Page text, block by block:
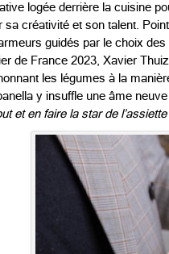
logée derrière la cuisine
sa créativité et son talent.
guidés par le choix
de France 2023, Xavier
les légumes à la
y insuffle une âme
et en faire la star de l’assiette